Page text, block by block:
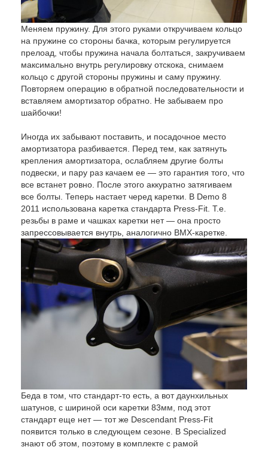
Меняем пружину. Для этого руками откручиваем кольцо
на пружине со стороны бачка, которым регулируется
прелоад, чтобы пружина начала болтаться, закручиваем
максимально внутрь регулировку отскока, снимаем
кольцо с другой стороны пружины и саму пружину.
Повторяем операцию в обратной последовательности и
вставляем амортизатор обратно. Не забываем про
шайбочки!
Иногда их забывают поставить, и посадочное место
амортизатора разбивается. Перед тем, как затянуть
крепления амортизатора, ослабляем другие болты
подвески, и пару раз качаем ее — это гарантия того, что
все встанет ровно. После этого аккуратно затягиваем
все болты. Теперь настает черед каретки. В Demo 8
2011 использована каретка стандарта Press-Fit. Т.е.
резьбы в раме и чашках каретки нет — она просто
запрессовывается внутрь, аналогично BMX-каретке.
Беда в том, что стандарт-то есть, а вот даунхильных
шатунов, с шириной оси каретки 83мм, под этот
стандарт еще нет — тот же Descendant Press-Fit
появится только в следующем сезоне. В Specialized
знают об этом, поэтому в комплекте с рамой